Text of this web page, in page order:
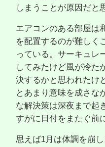
しまうことが原因だと
エアコンのある部屋は
を配置するのが難しく
っている。サーキュレ
してみたけど風が冷た
決するかと思われたけ
とあまり意味を成さな
な解決策は深夜まで起
すがに日付をまたぐ前
思えば1月は体調を崩